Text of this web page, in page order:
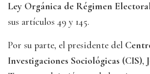
Ley Orgánica de Régimen
sus artículos 49 y 145.
Por su parte, el presidente del
Investigaciones Sociológicas (CIS),